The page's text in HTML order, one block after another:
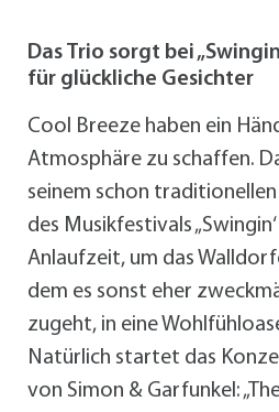
Das Trio sorgt bei
für glückliche Gesichter
Cool Breeze haben ein
Atmosphäre zu schaffen.
seinem schon
des Musikfestivals
Anlaufzeit, um das
dem es sonst eher
zugeht, in eine
Natürlich startet das
von Simon & Garfunkel: